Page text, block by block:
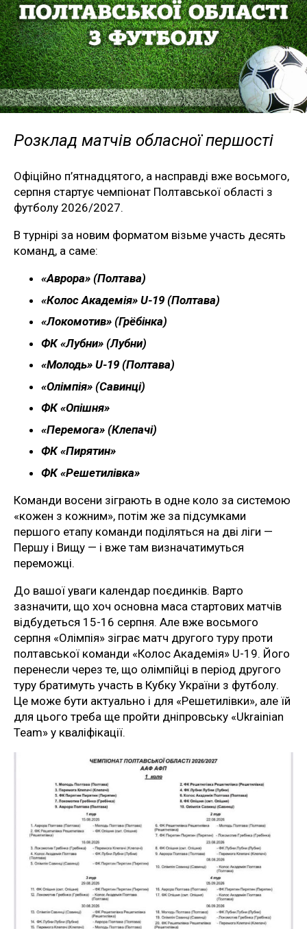
Розклад матчів обласної першості
Офіційно п’ятнадцятого, а насправді вже восьмого,
серпня стартує чемпіонат Полтавської області з
футболу 2026/2027.
В турнірі за новим форматом візьме участь десять
команд, а саме:
«Аврора» (Полтава)
«Колос Академія» U-19 (Полтава)
«Локомотив» (Грёбінка)
ФК «Лубни» (Лубни)
«Молодь» U-19 (Полтава)
«Олімпія» (Савинці)
ФК «Опішня»
«Перемога» (Клепачі)
ФК «Пирятин»
ФК «Решетилівка»
Команди восени зіграють в одне коло за системою
«кожен з кожним», потім же за підсумками
першого етапу команди поділяться на дві ліги —
Першу і Вищу — і вже там визначатимуться
переможці.
До вашої уваги календар поєдинків. Варто
зазначити, що хоч основна маса стартових матчів
відбудеться 15-16 серпня. Але вже восьмого
серпня «Олімпія» зіграє матч другого туру проти
полтавської команди «Колос Академія» U-19. Його
перенесли через те, що олімпійці в період другого
туру братимуть участь в Кубку України з футболу.
Це може бути актуально і для «Решетилівки», але їй
для цього треба ще пройти дніпровську «Ukrainian
Team» у кваліфікації.